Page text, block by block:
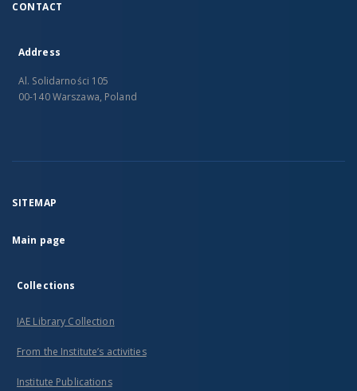
CONTACT
Address
Al. Solidarności 105
00-140 Warszawa, Poland
SITEMAP
Main page
Collections
IAE Library Collection
From the Institute’s activities
Institute Publications